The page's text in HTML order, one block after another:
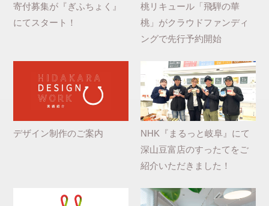
寄付募集が『ぎふちょく』
にてスタート！
桃リキュール「飛騨の華
桃」がクラウドファンディ
ングで先行予約開始
デザイン制作のご案内
NHK『まるっと岐阜』にて
深山豆富店のすったてをご
紹介いただきました！